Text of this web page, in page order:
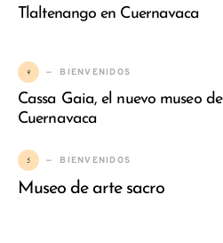
Tlaltenango en Cuernavaca
4 BIENVENIDOS
Cassa Gaia, el nuevo museo de
Cuernavaca
5 BIENVENIDOS
Museo de arte sacro